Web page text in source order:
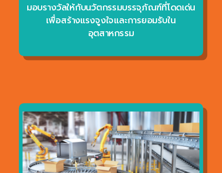
มอบรางวัลให้กับนวัตกรรมบรรจุภัณฑ์ที่โดดเด่น
เพื่อสร้างแรงจูงใจและการยอมรับใน
อุตสาหกรรม